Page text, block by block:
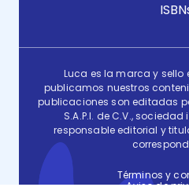
Luca es la marca y
publicamos nuestros
publicaciones son editadas
S.A.P.I. de C.V.,
responsable editorial y
Términos y